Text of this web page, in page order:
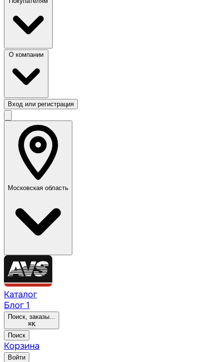
Вход или регистрация
Московская область
Каталог
Блог 1
Поиск, заказы...
⌘K
Поиск
Корзина
Войти